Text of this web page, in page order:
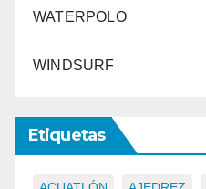
WATERPOLO
WINDSURF
Etiquetas